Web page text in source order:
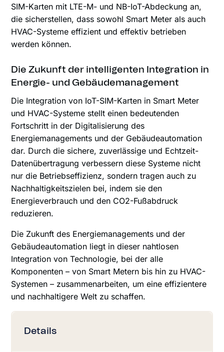
SIM-Karten mit LTE-M- und NB-IoT-Abdeckung an,
die sicherstellen, dass sowohl Smart Meter als auch
HVAC-Systeme effizient und effektiv betrieben
werden können.
Die Zukunft der intelligenten Integration in
Energie- und Gebäudemanagement
Die Integration von IoT-SIM-Karten in Smart Meter
und HVAC-Systeme stellt einen bedeutenden
Fortschritt in der Digitalisierung des
Energiemanagements und der Gebäudeautomation
dar. Durch die sichere, zuverlässige und Echtzeit-
Datenübertragung verbessern diese Systeme nicht
nur die Betriebseffizienz, sondern tragen auch zu
Nachhaltigkeitszielen bei, indem sie den
Energieverbrauch und den CO2-Fußabdruck
reduzieren.
Die Zukunft des Energiemanagements und der
Gebäudeautomation liegt in dieser nahtlosen
Integration von Technologie, bei der alle
Komponenten – von Smart Metern bis hin zu HVAC-
Systemen – zusammenarbeiten, um eine effizientere
und nachhaltigere Welt zu schaffen.
Details